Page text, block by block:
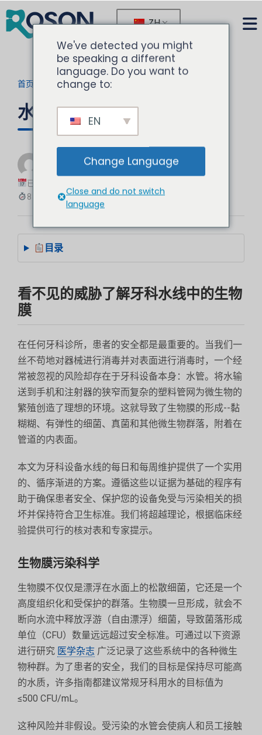
ZH
首页 博客>当前文章
水线感染控制日常规程
已更新：2025-12-15
8 分钟阅读
目录
看不见的威胁了解牙科水线中的生物
膜
在任何牙科诊所，患者的安全都是最重要的。当我们一
丝不苟地对器械进行消毒并对表面进行消毒时，一个经
常被忽视的风险却存在于牙科设备本身：水管。将水输
送到手机和注射器的狭窄而复杂的塑料管网为微生物的
繁殖创造了理想的环境。这就导致了生物膜的形成--黏
糊糊、有弹性的细菌、真菌和其他微生物群落，附着在
管道的内表面。
本文为牙科设备水线的每日和每周维护提供了一个实用
的、循序渐进的方案。遵循这些以证据为基础的程序有
助于确保患者安全、保护您的设备免受与污染相关的损
坏并保持符合卫生标准。我们将超越理论，根据临床经
验提供可行的核对表和专家提示。
生物膜污染科学
生物膜不仅仅是漂浮在水面上的松散细菌，它还是一个
高度组织化和受保护的群落。生物膜一旦形成，就会不
断向水流中释放浮游（自由漂浮）细菌，导致菌落形成
单位（CFU）数量远远超过安全标准。可通过以下资源
进行研究 医学杂志 广泛记录了这些系统中的各种微生
物种群。为了患者的安全，我们的目标是保持尽可能高
的水质，许多指南都建议常规牙科用水的目标值为
≤500 CFU/mL。
这种风险并非假设。受污染的水管会使病人和员工接触
We've detected you might
be speaking a different
language. Do you want to
change to:
EN
Change Language
Close and do not switch
language